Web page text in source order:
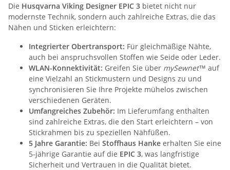
Die Husqvarna Viking Designer EPIC 3 bietet nicht nur
modernste Technik, sondern auch zahlreiche Extras, die das
Nähen und Sticken erleichtern:
Integrierter Obertransport: Für gleichmäßige Nähte,
auch bei anspruchsvollen Stoffen wie Seide oder Leder.
WLAN-Konnektivität: Greifen Sie über mySewnet™ auf
eine Vielzahl an Stickmustern und Designs zu und
synchronisieren Sie Ihre Projekte mühelos zwischen
verschiedenen Geräten.
Umfangreiches Zubehör: Im Lieferumfang enthalten
sind zahlreiche Extras, die den Start erleichtern – von
Stickrahmen bis zu speziellen Nähfüßen.
5 Jahre Garantie: Bei Stoffhaus Hanke erhalten Sie eine
5-jährige Garantie auf die EPIC 3, was langfristige
Sicherheit und Vertrauen in die Qualität bietet.